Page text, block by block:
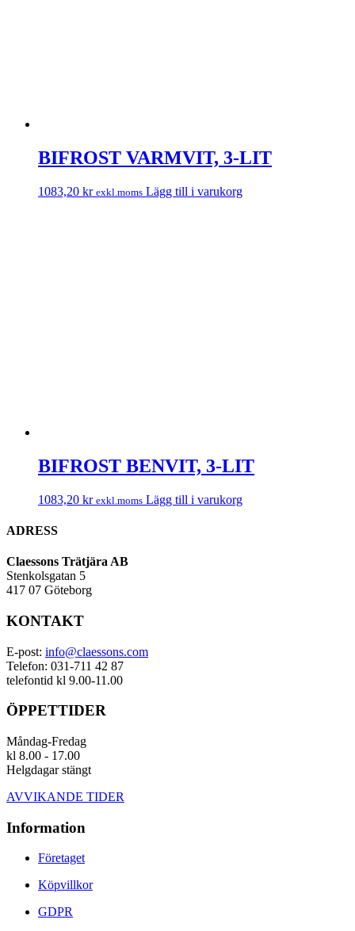
BIFROST VARMVIT, 3-LIT
1083,20 kr exkl.moms Lägg till i varukorg
BIFROST BENVIT, 3-LIT
1083,20 kr exkl.moms Lägg till i varukorg
ADRESS
Claessons Trätjära AB
Stenkolsgatan 5
417 07 Göteborg
KONTAKT
E-post: info@claessons.com
Telefon: 031-711 42 87
telefontid kl 9.00-11.00
ÖPPETTIDER
Måndag-Fredag
kl 8.00 - 17.00
Helgdagar stängt
AVVIKANDE TIDER
Information
Företaget
Köpvillkor
GDPR